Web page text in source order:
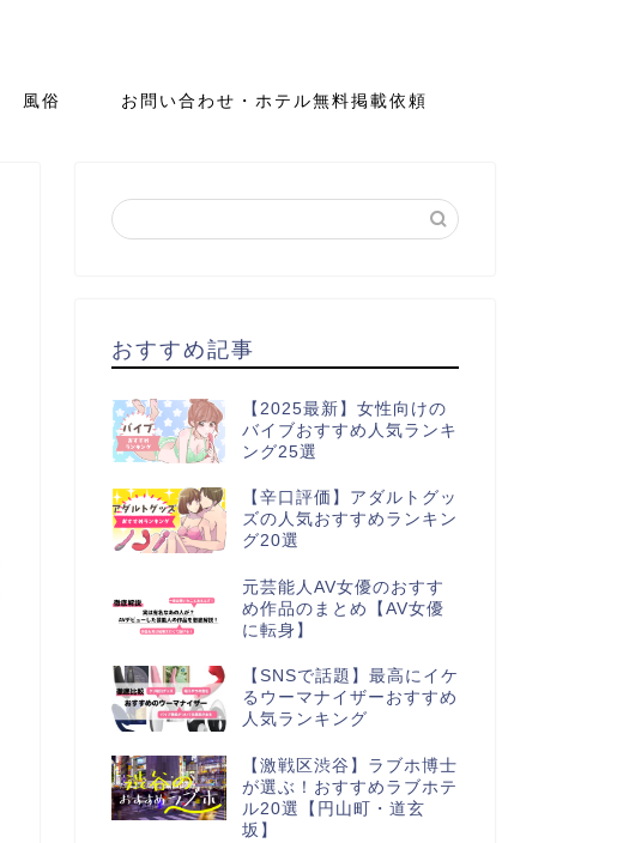
風俗 お問い合わせ・ホテル無料掲載依頼
おすすめ記事
【2025最新】女性向けの
バイブおすすめ人気ランキ
ング25選
【辛口評価】アダルトグッ
ズの人気おすすめランキン
グ20選
元芸能人AV女優のおすす
め作品のまとめ【AV女優
に転身】
【SNSで話題】最高にイケ
るウーマナイザーおすすめ
人気ランキング
【激戦区渋谷】ラブホ博士
が選ぶ！おすすめラブホテ
ル20選【円山町・道玄
坂】